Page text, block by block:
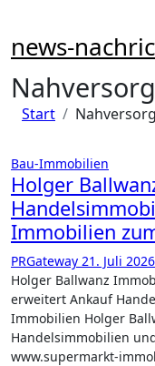
springen
news-
Start
Bau-Immobilien
Holger
Immobilien
PRGateway 21. Juli 2026
Holger Ballwanz Immobilien: Investor und Immobilienpartner
erweitert Ankauf
Immobilien Holger
Handelsimmobilien
www.supermarkt-